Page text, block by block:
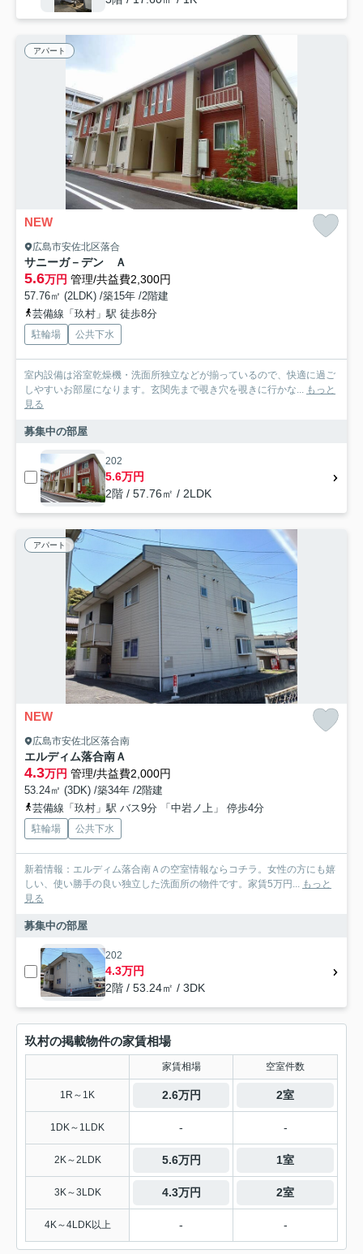
アパート
NEW
広島市安佐北区落合
サニーガ－デン Ａ
5.6万円 管理/共益費2,300円
57.76㎡ (2LDK) /築15年 /2階建
芸備線「玖村」駅 徒歩8分
駐輪場 公共下水
室内設備は浴室乾燥機・洗面所独立などが揃っているので、快適に過ご
しやすいお部屋になります。玄関先まで覗き穴を覗きに行かな... もっと
見る
募集中の部屋
202
5.6万円
2階 / 57.76㎡ / 2LDK
アパート
NEW
広島市安佐北区落合南
エルディム落合南Ａ
4.3万円 管理/共益費2,000円
53.24㎡ (3DK) /築34年 /2階建
芸備線「玖村」駅 バス9分 「中岩ノ上」 停歩4分
駐輪場 公共下水
新着情報：エルディム落合南Ａの空室情報ならコチラ。女性の方にも嬉
しい、使い勝手の良い独立した洗面所の物件です。家賃5万円... もっと
見る
募集中の部屋
202
4.3万円
2階 / 53.24㎡ / 3DK
玖村の掲載物件の家賃相場
家賃相場 空室件数
1R～1K 2.6万円 2室
1DK～1LDK - -
2K～2LDK 5.6万円 1室
3K～3LDK 4.3万円 2室
4K～4LDK以上 - -